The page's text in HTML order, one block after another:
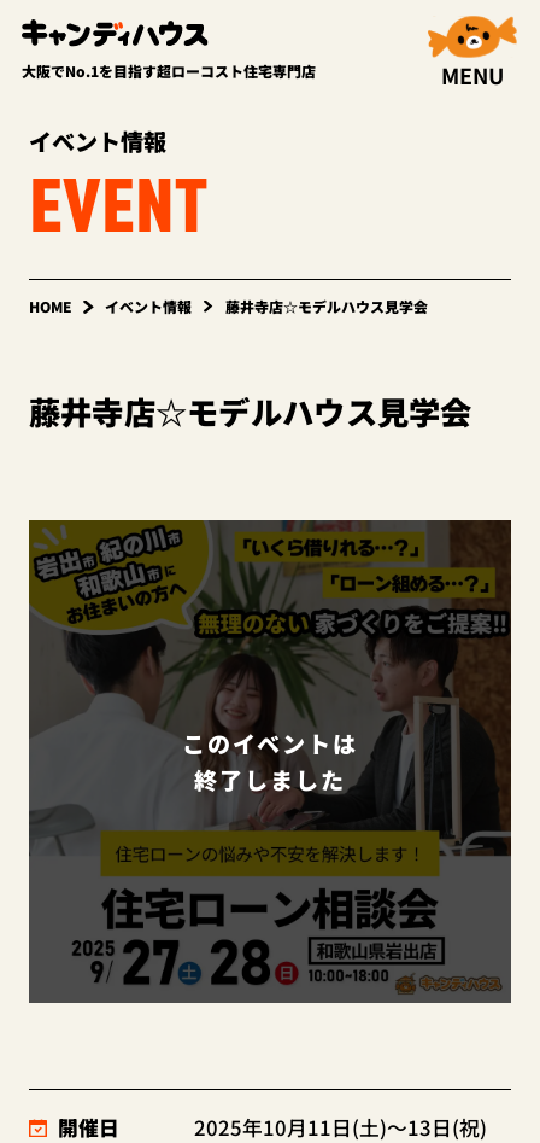
大阪でNo.1を目指す超ローコスト住宅専門店 MENU
イベント情報
EVENT
HOME イベント情報 藤井寺店☆モデルハウス見学会
藤井寺店☆モデルハウス見学会
このイベントは
終了しました
開催日 2025年10月11日(土)～13日(祝)